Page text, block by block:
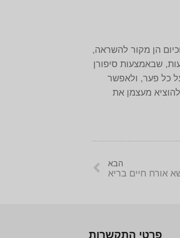
הן מקור להשראה,
שבאמצעות סיפורן
כל פער, ולאפשר
מעצמן את
הבא
אורח חיים בריא
פרטי התקשרות